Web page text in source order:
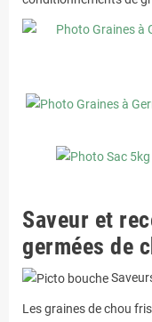
Saveur et
germées de
Les graines de chou